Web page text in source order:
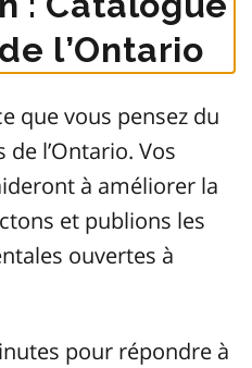
l’Ontario
que vous pensez du
l’Ontario. Vos
à améliorer la
et publions les
ouvertes à
pour répondre à